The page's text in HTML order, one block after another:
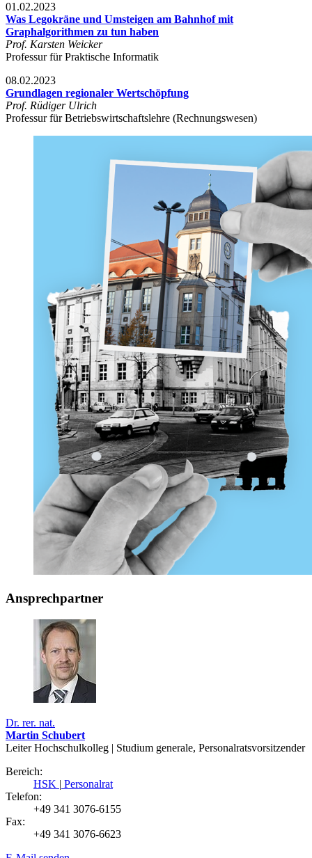
01.02.2023
Was Legokräne und Umsteigen am Bahnhof mit
Graphalgorithmen zu tun haben
Prof. Karsten Weicker
Professur für Praktische Informatik
08.02.2023
Grundlagen regionaler Wertschöpfung
Prof. Rüdiger Ulrich
Professur für Betriebswirtschaftslehre (Rechnungswesen)
Ansprechpartner
Dr. rer. nat.
Martin Schubert
Leiter Hochschulkolleg | Studium generale, Personalratsvorsitzender
Bereich:
HSK | Personalrat
Telefon:
+49 341 3076-6155
Fax:
+49 341 3076-6623